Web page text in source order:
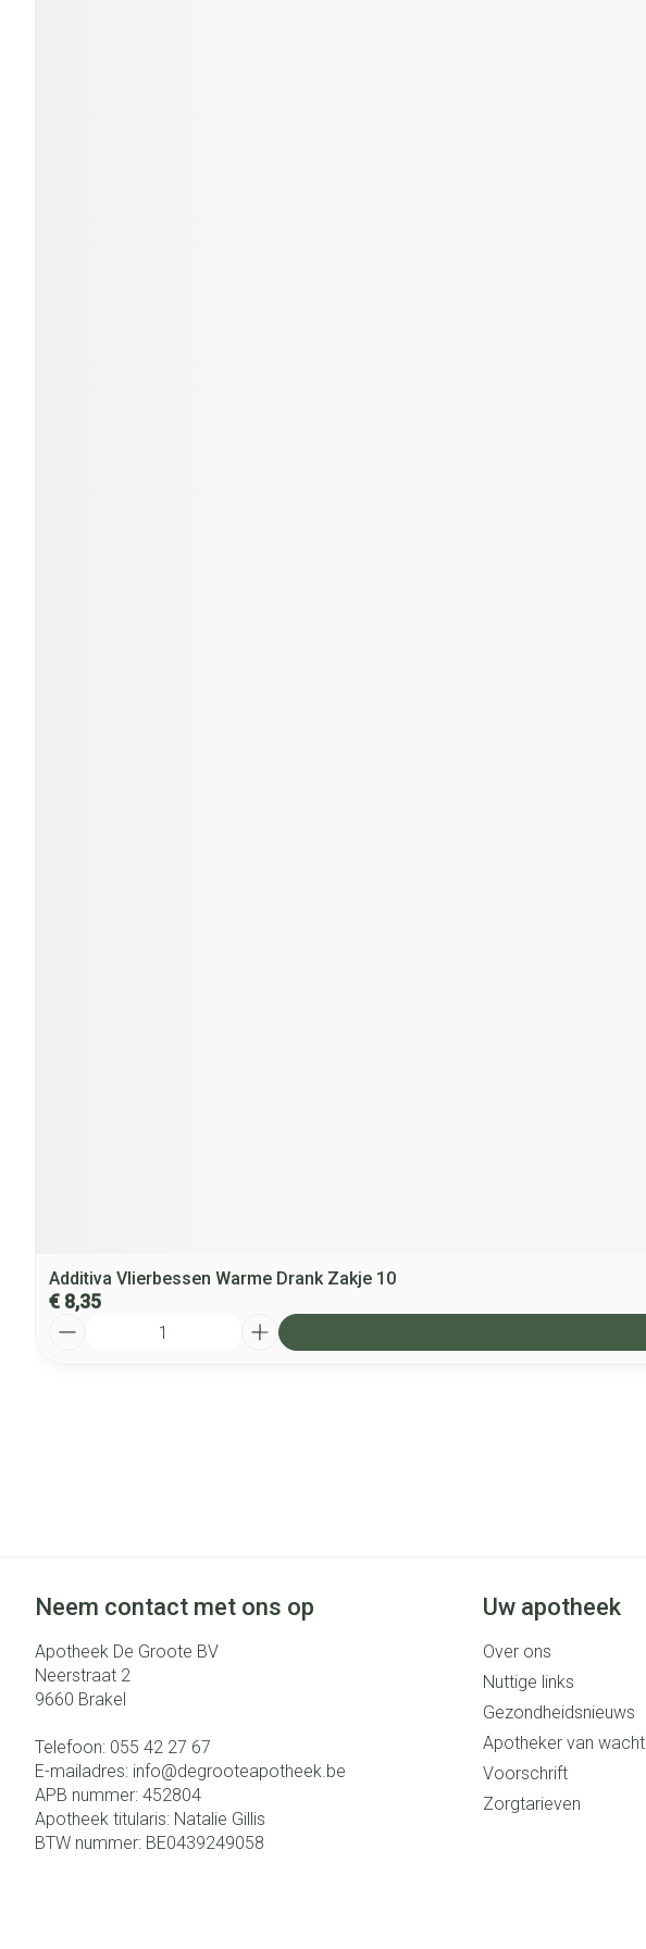
Additiva Vlierbessen Warme Drank Zakje 10
€ 8,35
Neem contact met ons op
Apotheek De Groote BV
Neerstraat 2
9660 Brakel
Telefoon: 055 42 27 67
E-mailadres: info@degrooteapotheek.be
APB nummer: 452804
Apotheek titularis: Natalie Gillis
BTW nummer: BE0439249058
Uw apotheek
Over ons
Nuttige links
Gezondheidsnieuws
Apotheker van wacht
Voorschrift
Zorgtarieven